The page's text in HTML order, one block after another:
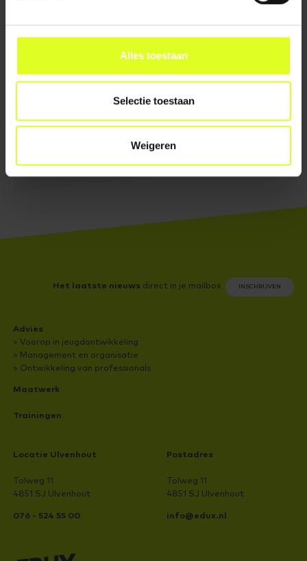
Alles toestaan
Selectie toestaan
Weigeren
Het laatste nieuws direct in je mailbox INSCHRIJVEN
Advies
> Voorop in jeugdontwikkeling
> Management en organisatie
> Ontwikkeling van professionals
Maatwerk
Trainingen
Locatie Ulvenhout
Tolweg 11
4851 SJ Ulvenhout
076 - 524 55 00
Postadres
Tolweg 11
4851 SJ Ulvenhout
info@edux.nl